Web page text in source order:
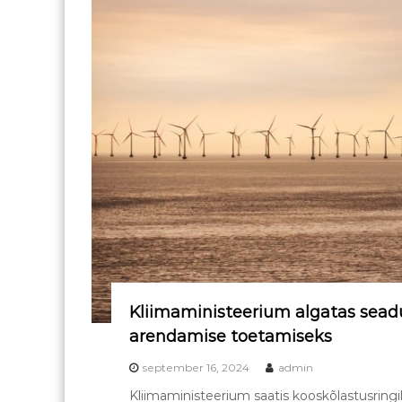
Kliimaministeerium algatas
arendamise toetamiseks
september 16, 2024 admin
Kliimaministeerium saatis